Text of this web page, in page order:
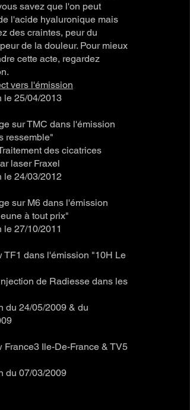
savez que l'on peut
l'acide hyaluronique mais
des craintes, peur du
de la douleur. Pour mieux
cette acte, regardez
vers l'émission
le 25/04/2013
sur TMC dans l'émission
ressemble"
des cicatrices
laser Fraxel
le 24/03/2012
sur M6 dans l'émission
à tout prix"
le 27/10/2011
TF1 dans l'émission "10H Le
de Radiesse dans les
du 24/05/2009 & du
France3 Ile-De-France & TV5
du 07/03/2009